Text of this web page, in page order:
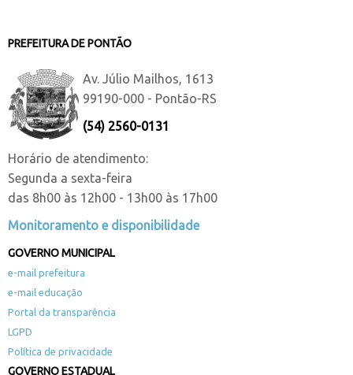
PREFEITURA DE PONTÃO
Av. Júlio Mailhos, 1613
99190-000 - Pontão-RS
(54) 2560-0131
Horário de atendimento:
Segunda a sexta-feira
das 8h00 às 12h00 - 13h00 às 17h00
Monitoramento e disponibilidade
GOVERNO MUNICIPAL
e-mail prefeitura
e-mail educação
Portal da transparência
LGPD
Política de privacidade
GOVERNO ESTADUAL